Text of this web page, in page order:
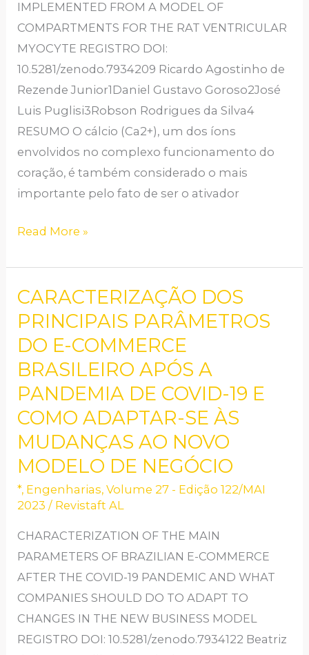
IMPLEMENTED FROM A MODEL OF
COMPARTMENTS FOR THE RAT VENTRICULAR
MYOCYTE REGISTRO DOI:
10.5281/zenodo.7934209 Ricardo Agostinho de
Rezende Junior1Daniel Gustavo Goroso2José
Luis Puglisi3Robson Rodrigues da Silva4
RESUMO O cálcio (Ca2+), um dos íons
envolvidos no complexo funcionamento do
coração, é também considerado o mais
importante pelo fato de ser o ativador
O
MIÓCITO
VENTRICULAR
DE
RATO
Read More »
CARACTERIZAÇÃO DOS
PRINCIPAIS PARÂMETROS
DO E-COMMERCE
BRASILEIRO APÓS A
PANDEMIA DE COVID-19 E
COMO ADAPTAR-SE ÀS
MUDANÇAS AO NOVO
MODELO DE NEGÓCIO
*, Engenharias,Volume 27 - Edição 122/MAI
2023 / Revistaft AL
CHARACTERIZATION OF THE MAIN
PARAMETERS OF BRAZILIAN E-COMMERCE
AFTER THE COVID-19 PANDEMIC AND WHAT
COMPANIES SHOULD DO TO ADAPT TO
CHANGES IN THE NEW BUSINESS MODEL
REGISTRO DOI: 10.5281/zenodo.7934122 Beatriz
CARACTERIZAÇÃO
DOS
PRINCIPAIS
PARÂMETROS
DO
E-
COMMERCE
BRASILEIRO
APÓS
PANDEMIA
COVID-
19
E
COMO
ADAPTAR-
SE